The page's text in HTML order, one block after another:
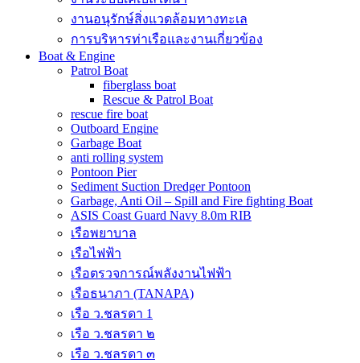
งานอนุรักษ์สิ่งแวดล้อมทางทะเล
การบริหารท่าเรือและงานเกี่ยวข้อง
Boat & Engine
Patrol Boat
fiberglass boat
Rescue & Patrol Boat
rescue fire boat
Outboard Engine
Garbage Boat
anti rolling system
Pontoon Pier
Sediment Suction Dredger Pontoon
Garbage, Anti Oil – Spill and Fire fighting Boat
ASIS Coast Guard Navy 8.0m RIB
เรือพยาบาล
เรือไฟฟ้า
เรือตรวจการณ์พลังงานไฟฟ้า
เรือธนาภา (TANAPA)
เรือ ว.ชลรดา 1
เรือ ว.ชลรดา ๒
เรือ ว.ชลรดา ๓